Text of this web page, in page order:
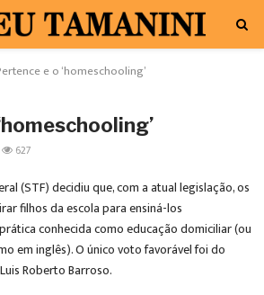
e o ‘homeschooling’
627
(STF) decidiu que, com a atual legislação, os
filhos da escola para ensiná-los
conhecida como educação domiciliar (ou
em inglês). O único voto favorável foi do
Roberto Barroso.